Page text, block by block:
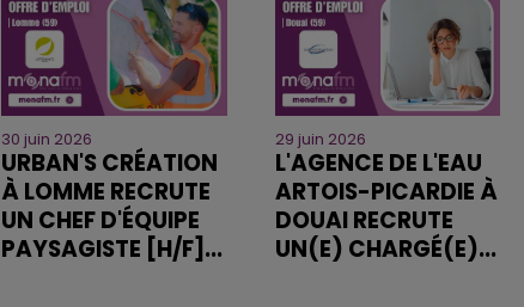
30 juin 2026
URBAN'S CRÉATION
À LOMME RECRUTE
UN CHEF D'ÉQUIPE
PAYSAGISTE [H/F]...
29 juin 2026
L'AGENCE DE L'EAU
ARTOIS-PICARDIE À
DOUAI RECRUTE
UN(E) CHARGÉ(E)...